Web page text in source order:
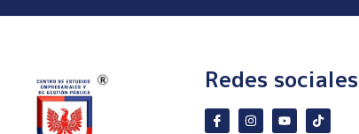
Redes sociales